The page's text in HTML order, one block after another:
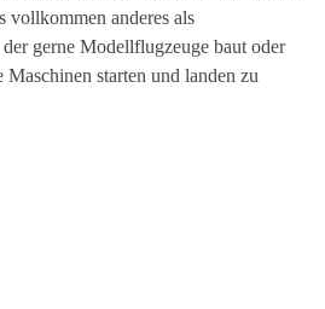
vollkommen anderes als
gerne Modellflugzeuge baut oder
starten und landen zu